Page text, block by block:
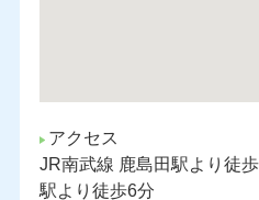
アクセス
JR南武線 鹿島田駅より徒
駅より徒歩6分